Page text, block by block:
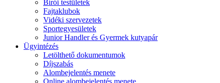
Bírói testületek
Fajtaklubok
Vidéki szervezetek
Sportegyesületek
Junior Handler és Gyermek kutyapár
Ügyintézés
Letölthető dokumentumok
Díjszabás
Alombejelentés menete
Online alombejelentés menete